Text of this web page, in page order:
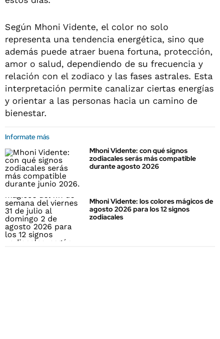
Según Mhoni Vidente, el color no solo
representa una tendencia energética, sino que
además puede atraer buena fortuna, protección,
amor o salud, dependiendo de su frecuencia y
relación con el zodiaco y las fases astrales. Esta
interpretación permite canalizar ciertas energías
y orientar a las personas hacia un camino de
bienestar.
Informate más
Mhoni Vidente: con qué signos
zodiacales serás más compatible
durante agosto 2026
Mhoni Vidente: los colores mágicos de
agosto 2026 para los 12 signos
zodiacales